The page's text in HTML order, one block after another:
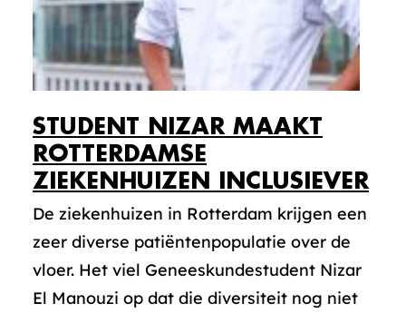
STUDENT NIZAR MAAKT
ROTTERDAMSE
ZIEKENHUIZEN INCLUSIEVER
De ziekenhuizen in Rotterdam krijgen een
zeer diverse patiëntenpopulatie over de
vloer. Het viel Geneeskundestudent Nizar
El Manouzi op dat die diversiteit nog niet